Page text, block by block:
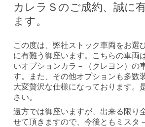
カレラＳのご成約、誠に
ます。
この度は、弊社ストック車両をお選
に有難う御座います。こちらの車両
いオプションカラ－（クレヨン）の
す。また、その他オプションも多数
大変贅沢な仕様になっております。
さい。
遠方では御座いますが、出来る限り
せて頂きますので、今後ともミスタ